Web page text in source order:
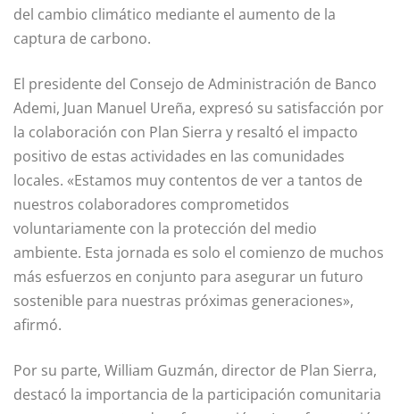
del cambio climático mediante el aumento de la
captura de carbono.
El presidente del Consejo de Administración de Banco
Ademi, Juan Manuel Ureña, expresó su satisfacción por
la colaboración con Plan Sierra y resaltó el impacto
positivo de estas actividades en las comunidades
locales. «Estamos muy contentos de ver a tantos de
nuestros colaboradores comprometidos
voluntariamente con la protección del medio
ambiente. Esta jornada es solo el comienzo de muchos
más esfuerzos en conjunto para asegurar un futuro
sostenible para nuestras próximas generaciones»,
afirmó.
Por su parte, William Guzmán, director de Plan Sierra,
destacó la importancia de la participación comunitaria